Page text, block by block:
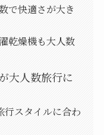
で快適さが大き
乾燥機も大人数
大人数旅行に
行スタイルに合わ